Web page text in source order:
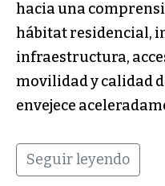
hacia una
hábitat residencial,
infraestructura,
movilidad y calidad
envejece
Seguir leyendo